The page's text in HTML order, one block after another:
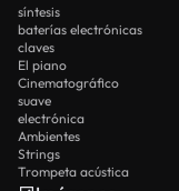
síntesis
baterías electrónicas
claves
El piano
Cinematográfico
suave
electrónica
Ambientes
Strings
Trompeta acústica